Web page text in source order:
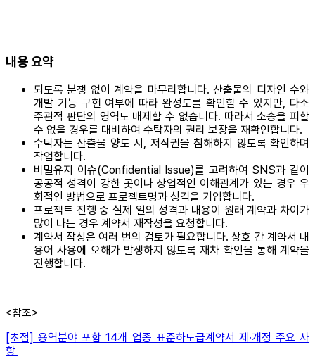
내용 요약
되도록 분쟁 없이 계약을 마무리합니다. 산출물의 디자인 수와
개발 기능 구현 여부에 따라 완성도를 확인할 수 있지만, 다소
주관적 판단의 영역도 배제할 수 없습니다. 따라서 소송을 피할
수 없을 경우를 대비하여 수탁자의 권리 보장을 재확인합니다.
수탁자는 산출물 양도 시, 저작권을 침해하지 않도록 확인하며
작업합니다.
비밀유지 이슈(Confidential Issue)를 고려하여 SNS과 같이
공공적 성격이 강한 곳이나 상업적인 이해관계가 있는 경우 우
회적인 방법으로 프로젝트명과 성격을 기입합니다.
프로젝트 진행 중 실제 일의 성격과 내용이 원래 계약과 차이가
많이 나는 경우 계약서 재작성을 요청합니다.
계약서 작성은 여러 번의 검토가 필요합니다. 상호 간 계약서 내
용어 사용에 오해가 발생하지 않도록 재차 확인을 통해 계약을
진행합니다.
<참조>
[초점] 용역분야 포함 14개 업종 표준하도급계약서 제·개정 주요 사
항